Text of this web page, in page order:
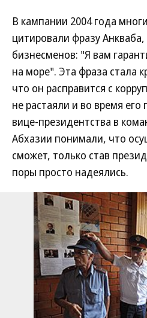
В кампании 2004 года
цитировали фразу
бизнесменов: "Я вам
на море". Эта фраза стала
что он расправится с
не растаяли и во время
вице-президентства в
Абхазии понимали, что
сможет, только став
поры просто надеялись.